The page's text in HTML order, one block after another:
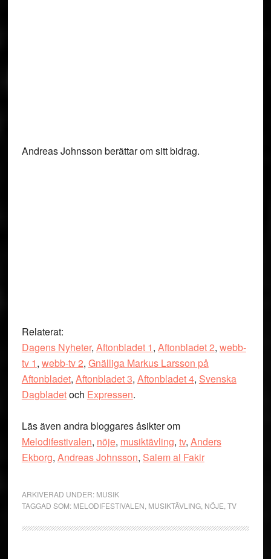
Andreas Johnsson berättar om sitt bidrag.
Relaterat:
Dagens Nyheter, Aftonbladet 1, Aftonbladet 2, webb-
tv 1, webb-tv 2, Gnälliga Markus Larsson på
Aftonbladet, Aftonbladet 3, Aftonbladet 4, Svenska
Dagbladetoch Expressen.
Läs även andra bloggares åsikter om
Melodifestivalen, nöje, musiktävling, tv, Anders
Ekborg, Andreas Johnsson, Salem al Fakir
ARKIVERAD UNDER: MUSIK
TAGGAD SOM: MELODIFESTIVALEN MUSIKTÄVLING, NÖJE TV